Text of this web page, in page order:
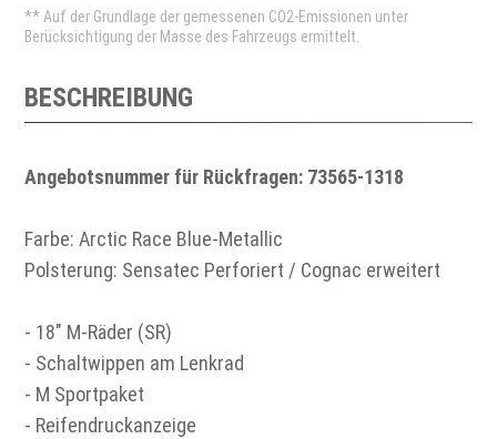
** Auf der Grundlage der gemessenen CO2-Emissionen unter
Berücksichtigung der Masse des Fahrzeugs ermittelt.
BESCHREIBUNG
Angebotsnummer für Rückfragen: 73565-1318
Farbe: Arctic Race Blue-Metallic
Polsterung: Sensatec Perforiert / Cognac erweitert
- 18" M-Räder (SR)
- Schaltwippen am Lenkrad
- M Sportpaket
- Reifendruckanzeige